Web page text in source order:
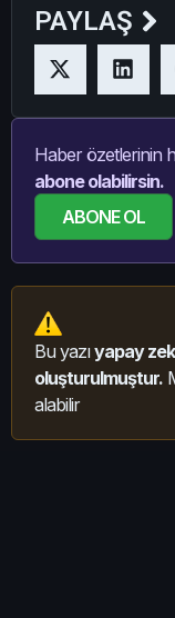
PAYLAŞ
Haber özetlerinin
abone olabilirsin.
ABONE OL
Bu yazıyapay
oluşturulmuştur.
alabilir